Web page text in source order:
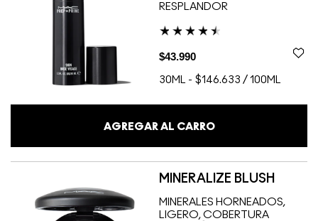
RESPLANDOR
$43.990
30ML - $146.633 / 100ML
AGREGAR AL CARRO
MINERALIZE BLUSH
MINERALES HORNEADOS,
LIGERO, COBERTURA